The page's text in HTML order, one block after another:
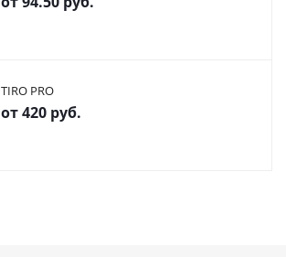
TIRO PRO
от420 руб.